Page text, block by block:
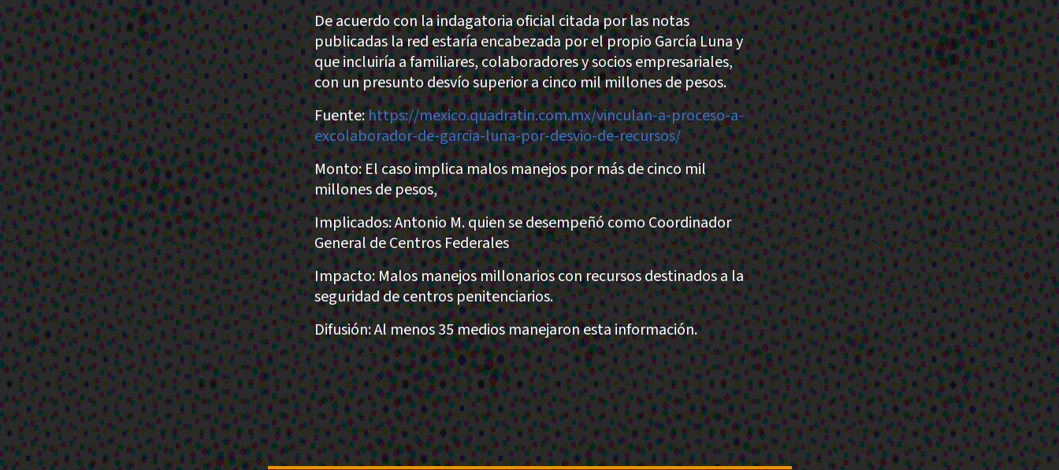
De acuerdo con la indagatoria oficial citada por las notas
publicadas la red estaría encabezada por el propio García Luna y
que incluiría a familiares, colaboradores y socios empresariales,
con un presunto desvío superior a cinco mil millones de pesos.
Fuente:https://mexico.quadratin.com.mx/vinculan-a-proceso-a-
excolaborador-de-garcia-luna-por-desvio-de-recursos/
Monto: El caso implica malos manejos por más de cinco mil
millones de pesos,
Implicados: Antonio M. quien se desempeñó como Coordinador
General de Centros Federales
Impacto: Malos manejos millonarios con recursos destinados a la
seguridad de centros penitenciarios.
Difusión: Al menos 35 medios manejaron esta información.